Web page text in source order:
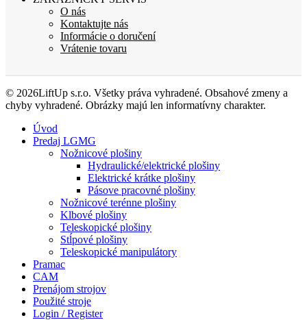
O nás
Kontaktujte nás
Informácie o doručení
Vrátenie tovaru
© 2026LiftUp s.r.o. Všetky práva vyhradené. Obsahové zmeny a
chyby vyhradené. Obrázky majú len informatívny charakter.
Úvod
Predaj LGMG
Nožnicové plošiny
Hydraulické/elektrické plošiny
Elektrické krátke plošiny
Pásove pracovné plošiny
Nožnicové terénne plošiny
Klbové plošiny
Teleskopické plošiny
Stĺpové plošiny
Teleskopické manipulátory
Pramac
CAM
Prenájom strojov
Použité stroje
Login / Register